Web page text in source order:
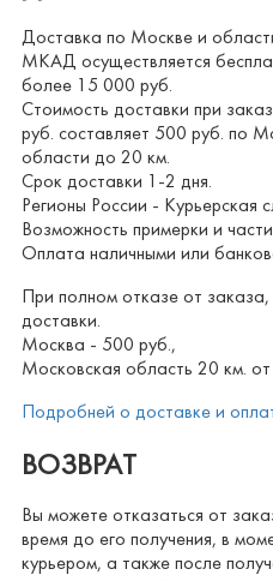
Доставка по Москве и
МКАД осуществляется
более 15 000 руб.
Стоимость доставки при
руб. составляет 500 руб. по
области до 20 км.
Срок доставки 1-2 дня.
Регионы России -
Возможность примерки и
Оплата наличными или
При полном отказе от заказа,
доставки.
Москва - 500 руб.,
Московская область 20 км.
Подробней о доставке и
ВОЗВРАТ
Вы можете отказаться от
время до его получения, в
курьером, а также после